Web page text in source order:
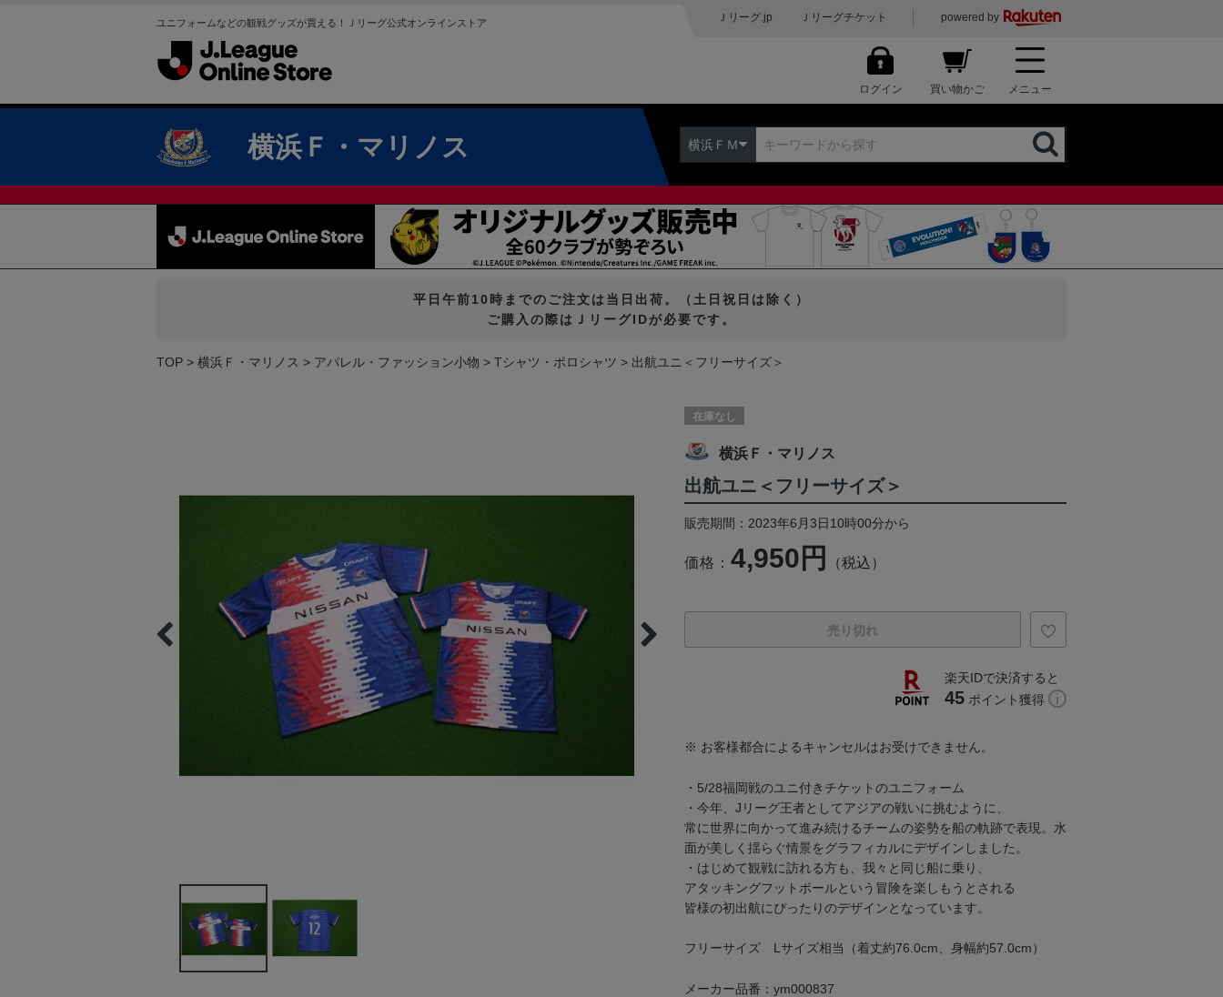
ユニフォームなどの観戦グッズが買える！Ｊリーグ公式オンラインストア Ｊリーグ.jp Ｊリーグチケット powered by
ログイン 買い物かご メニュー
横浜Ｆ・マリノス 横浜ＦＭ
平日午前10時までのご注文は当日出荷。（土日祝日は除く）
ご購入の際はＪリーグIDが必要です。
TOP 横浜Ｆ・マリノス アパレル・ファッション小物 Tシャツ・ポロシャツ 出航ユニ＜フリーサイズ＞
在庫なし
横浜Ｆ・マリノス
出航ユニ＜フリーサイズ＞
販売期間：2023年6月3日10時00分から
価格： 4,950円 （税込）
売り切れ
楽天IDで決済すると
45 ポイント獲得
※ お客様都合によるキャンセルはお受けできません。
・5/28福岡戦のユニ付きチケットのユニフォーム
・今年、Jリーグ王者としてアジアの戦いに挑むように、
常に世界に向かって進み続けるチームの姿勢を船の軌跡で表現。水
面が美しく揺らぐ情景をグラフィカルにデザインしました。
・はじめて観戦に訪れる方も、我々と同じ船に乗り、
アタッキングフットボールという冒険を楽しもうとされる
皆様の初出航にぴったりのデザインとなっています。
フリーサイズ Lサイズ相当（着丈約76.0cm、身幅約57.0cm）
メーカー品番：ym000837